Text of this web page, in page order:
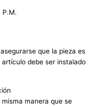
P.M.
que la pieza es
debe ser instalado
manera que se